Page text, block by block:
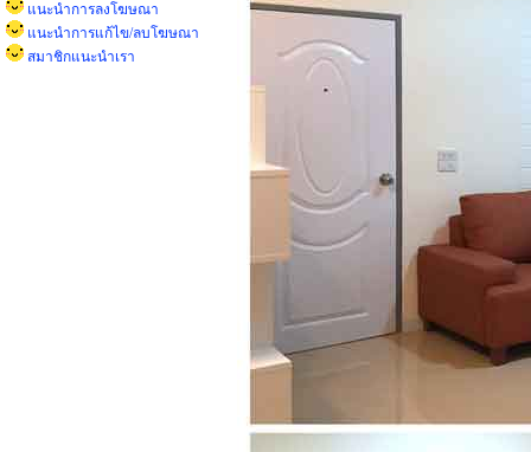
แนะนำการลงโฆษณา
แนะนำการแก้ไข/ลบโฆษณา
สมาชิกแนะนำเรา